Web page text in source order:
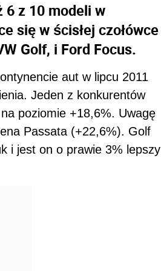
6 z 10 modeli w
się w ścisłej czołówce
Golf, i Ford Focus.
aut w lipcu 2011
Jeden z konkurentów
poziomie +18,6%. Uwagę
Passata (+22,6%). Golf
i jest on o prawie 3% lepszy